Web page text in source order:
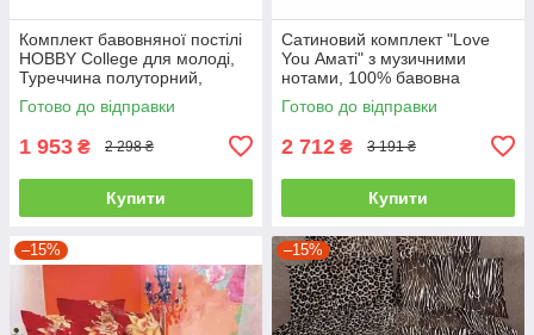
Комплект бавовняної постілі
HOBBY College для молоді,
Туреччина полуторний,
червоний
Готово до відправки
1 953 ₴ 2 298 ₴
Купити
Сатиновий комплект "Love
You Аматі" з музичними
нотами, 100% бавовна
полуторний
Готово до відправки
2 712 ₴ 3 191 ₴
Купити
–15% –15%